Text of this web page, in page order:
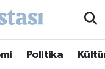
Politika